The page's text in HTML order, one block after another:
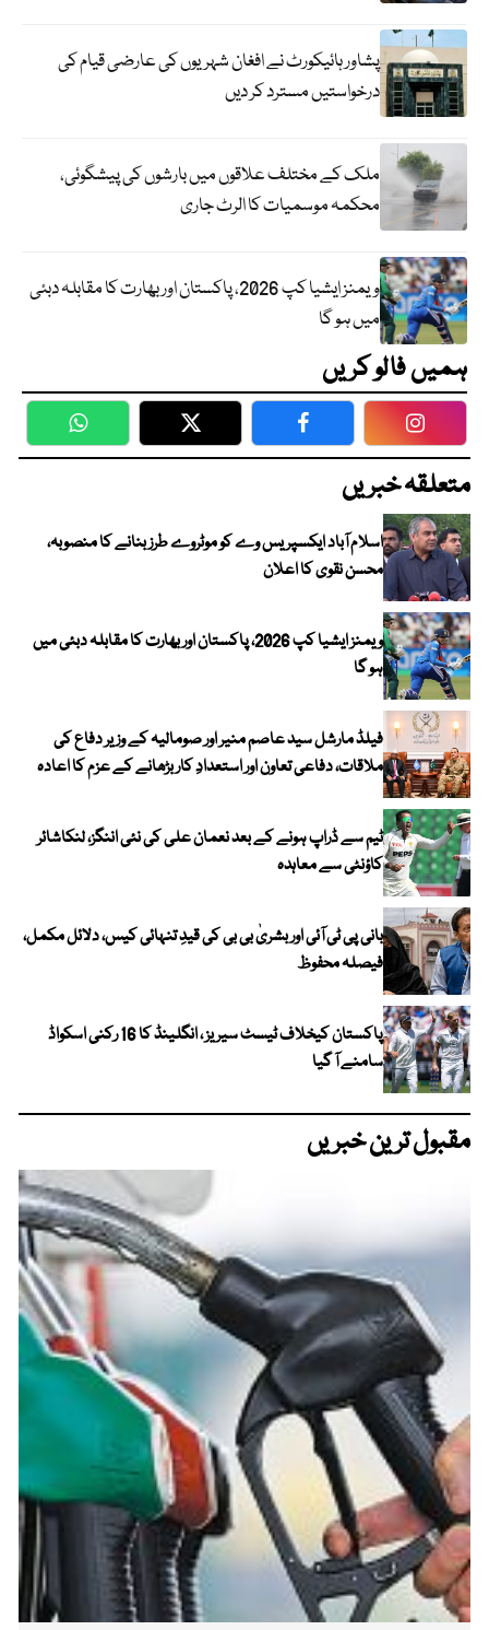
پشاور ہائیکورٹ نے افغان شہریوں کی عارضی قیام کی
درخواستیں مسترد کر دیں
ملک کے مختلف علاقوں میں بارشوں کی پیشگوئی،
محکمہ موسمیات کا الرٹ جاری
ویمنز ایشیا کپ 2026، پاکستان اور بھارت کا مقابلہ دبئی
میں ہو گا
ہمیں فالو کریں
WhatsApp Twitter Facebook
متعلقہ خبریں
اسلام آباد ایکسپریس وے کو موٹروے طرز بنانے کا منصوبہ،
محسن نقوی کا اعلان
ویمنز ایشیا کپ 2026، پاکستان اور بھارت کا مقابلہ دبئی میں
ہو گا
فیلڈ مارشل سید عاصم منیر اور صومالیہ کے وزیر دفاع کی
ملاقات، دفاعی تعاون اور استعدادِ کار بڑھانے کے عزم کا اعادہ
ٹیم سے ڈراپ ہونے کے بعد نعمان علی کی نئی اننگز، لنکاشائر
کاؤنٹی سے معاہدہ
بانی پی ٹی آئی اور بشریٰ بی بی کی قیدِ تنہائی کیس، دلائل مکمل،
فیصلہ محفوظ
پاکستان کیخلاف ٹیسٹ سیریز ، انگلینڈ کا 16 رکنی اسکواڈ
سامنے آ گیا
مقبول ترین خبریں